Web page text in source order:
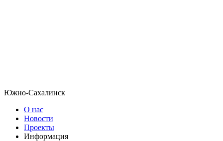
Южно-Сахалинск
О нас
Новости
Проекты
Информация